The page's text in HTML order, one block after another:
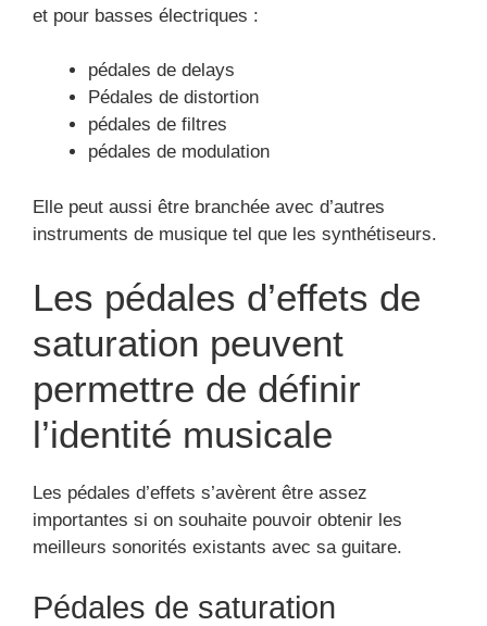
et pour basses électriques :
pédales de delays
Pédales de distortion
pédales de filtres
pédales de modulation
Elle peut aussi être branchée avec d’autres
instruments de musique tel que les synthétiseurs.
Les pédales d’effets de
saturation peuvent
permettre de définir
l’identité musicale
Les pédales d’effets s’avèrent être assez
importantes si on souhaite pouvoir obtenir les
meilleurs sonorités existants avec sa guitare.
Pédales de saturation